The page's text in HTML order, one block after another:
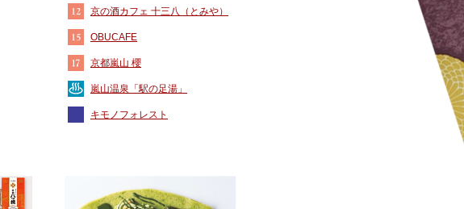
京の酒カフェ 十三八（とみや）
OBUCAFE
京都嵐山 櫻
嵐山温泉「駅の足湯」
キモノフォレスト